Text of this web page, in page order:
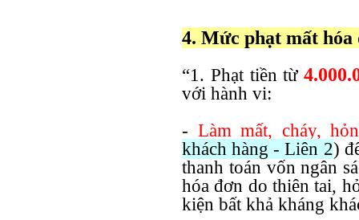
4. Mức phạt mất hóa
“1. Phạt tiền từ
với hành vi:
- Làm mất, cháy,
khách hàng - Liên 2)
thanh toán vốn ngân
hóa đơn do thiên tai,
kiện bất khả kháng